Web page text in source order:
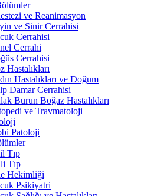
ve Reanimasyon
ve Sinir Cerrahisi
Cerrahisi
Cerrahi
Cerrahisi
Hastalıkları
Hastalıkları ve Doğum
Damar Cerrahisi
Burun Boğaz Hastalıkları
ve Travmatoloji
Patoloji
Tıp
Tıp
Hekimliği
Psikiyatri